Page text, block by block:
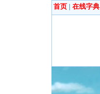
首页 在线字典